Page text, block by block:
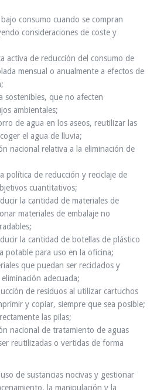
consumo cuando se compran
consideraciones de coste y
activa de reducción del consumo de
mensual o anualmente a efectos de
sostenibles, que no afecten
ambientales;
de agua en los aseos, reutilizar las
el agua de lluvia;
nacional relativa a la eliminación de
política de reducción y reciclaje de
cuantitativos;
la cantidad de materiales de
materiales de embalaje no
la cantidad de botellas de plástico
potable para uso en la oficina;
que puedan ser reciclados y
adecuada;
de residuos al utilizar cartuchos
y copiar, siempre que sea posible;
las pilas;
nacional de tratamiento de aguas
reutilizadas o vertidas de forma
de sustancias nocivas y gestionar
la manipulación y la